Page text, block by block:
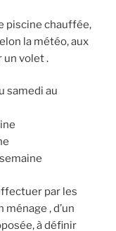
piscine chauffée,
la météo, aux
un volet .
samedi au
par les
, d’un
à définir